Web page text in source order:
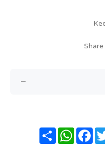
שתף
WhatsAppFacebook